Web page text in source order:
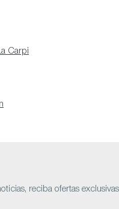
Carpi
reciba ofertas exclusivas